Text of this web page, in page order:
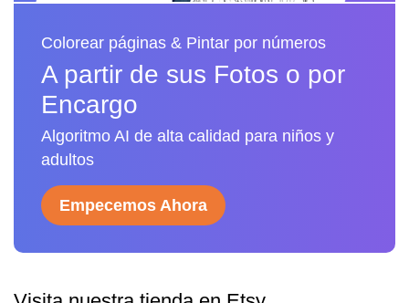
Colorear páginas & Pintar por números
A partir de sus Fotos o por
Encargo
Algoritmo AI de alta calidad para niños y
adultos
Empecemos Ahora